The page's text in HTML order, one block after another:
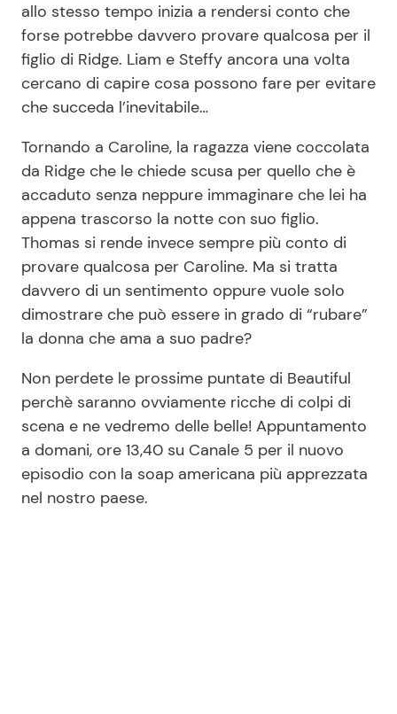
allo stesso tempo inizia a rendersi conto che
forse potrebbe davvero provare qualcosa per il
figlio di Ridge. Liam e Steffy ancora una volta
cercano di capire cosa possono fare per evitare
che succeda l’inevitabile…
Tornando a Caroline, la ragazza viene coccolata
da Ridge che le chiede scusa per quello che è
accaduto senza neppure immaginare che lei ha
appena trascorso la notte con suo figlio.
Thomas si rende invece sempre più conto di
provare qualcosa per Caroline. Ma si tratta
davvero di un sentimento oppure vuole solo
dimostrare che può essere in grado di “rubare”
la donna che ama a suo padre?
Non perdete le prossime puntate di Beautiful
perchè saranno ovviamente ricche di colpi di
scena e ne vedremo delle belle! Appuntamento
a domani, ore 13,40 su Canale 5 per il nuovo
episodio con la soap americana più apprezzata
nel nostro paese.